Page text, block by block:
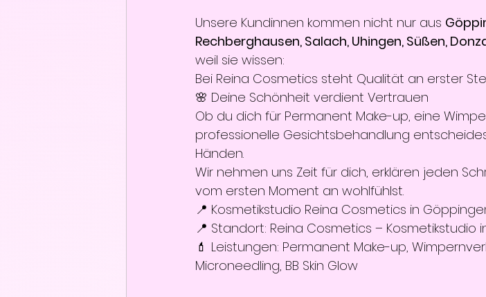
Unsere Kundinnen kommen nicht nur aus
Rechberghausen, Salach, Uhingen, Süßen,
weil sie wissen:
Bei Reina Cosmetics steht Qualität an erster
🌸 Deine Schönheit verdient Vertrauen
Ob du dich für Permanent Make-up, eine
professionelle Gesichtsbehandlung
Händen.
Wir nehmen uns Zeit für dich, erklären jeden
vom ersten Moment an wohlfühlst.
📍 Kosmetikstudio Reina Cosmetics in
📍 Standort: Reina Cosmetics – Kosmetikstudio
💄 Leistungen: Permanent Make-up,
Microneedling, BB Skin Glow